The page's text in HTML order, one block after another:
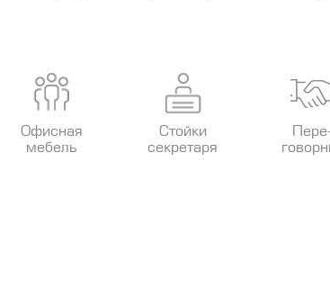
Офисная
мебель
Стойки
секретаря